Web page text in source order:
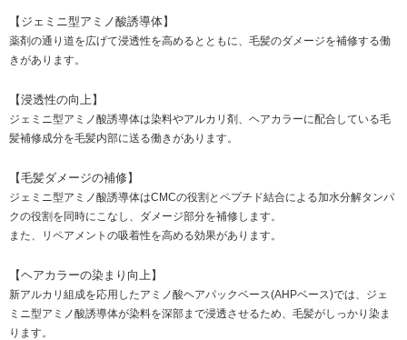
【ジェミニ型アミノ酸誘導体】
薬剤の通り道を広げて浸透性を高めるとともに、毛髪のダメージを補修する働
きがあります。
【浸透性の向上】
ジェミニ型アミノ酸誘導体は染料やアルカリ剤、ヘアカラーに配合している毛
髪補修成分を毛髪内部に送る働きがあります。
【毛髪ダメージの補修】
ジェミニ型アミノ酸誘導体はCMCの役割とペプチド結合による加水分解タンパ
クの役割を同時にこなし、ダメージ部分を補修します。
また、リペアメントの吸着性を高める効果があります。
【ヘアカラーの染まり向上】
新アルカリ組成を応用したアミノ酸ヘアパックベース(AHPベース)では、ジェ
ミニ型アミノ酸誘導体が染料を深部まで浸透させるため、毛髪がしっかり染ま
ります。